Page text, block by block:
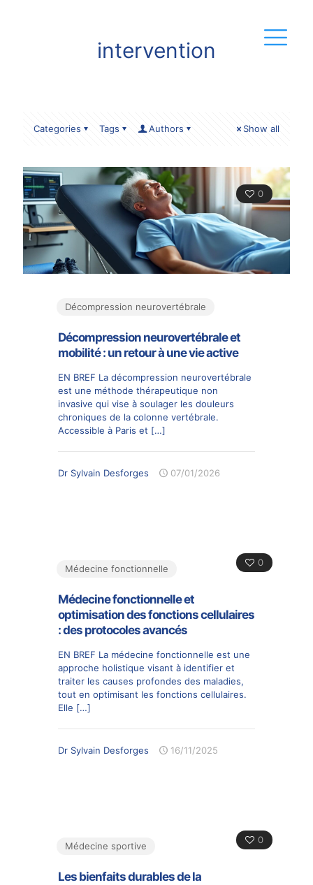
intervention
Categories Tags Authors Show all
0
Décompression neurovertébrale
Décompression neurovertébrale et
mobilité : un retour à une vie active
EN BREF La décompression neurovertébrale
est une méthode thérapeutique non
invasive qui vise à soulager les douleurs
chroniques de la colonne vertébrale.
Accessible à Paris et […]
Dr Sylvain Desforges 07/01/2026
0
Médecine fonctionnelle
Médecine fonctionnelle et
optimisation des fonctions cellulaires
: des protocoles avancés
EN BREF La médecine fonctionnelle est une
approche holistique visant à identifier et
traiter les causes profondes des maladies,
tout en optimisant les fonctions cellulaires.
Elle […]
Dr Sylvain Desforges 16/11/2025
0
Médecine sportive
Les bienfaits durables de la